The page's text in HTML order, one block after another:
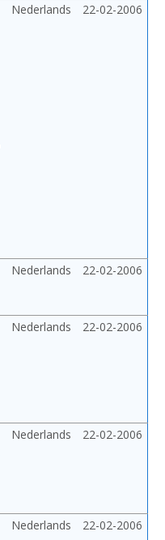
Nederlands 22-02-2006
Nederlands 22-02-2006
Nederlands 22-02-2006
Nederlands 22-02-2006
Nederlands 22-02-2006